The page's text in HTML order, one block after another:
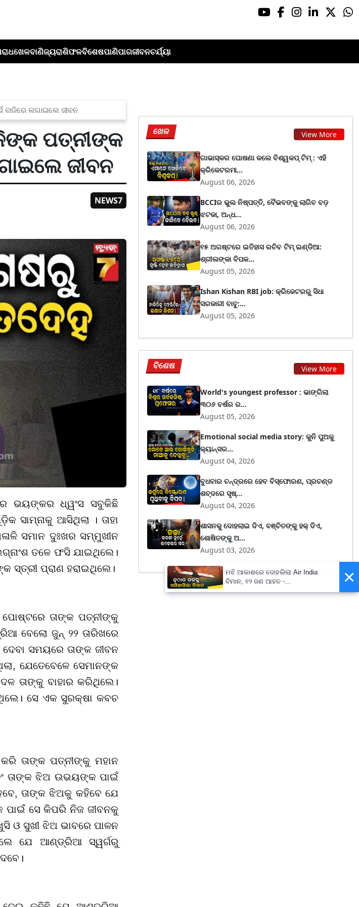
ଖେଳବାଣିଜ୍ୟରାଶିଫଳବିଶେଷପାଣିପାଗଜୀବନଚର୍ଯ୍ୟା
ଲଗାଇଲେ ଜୀବନ
ପତ୍ନୀଙ୍କ
ଜୀବନ
NEWS7
ଭୟଙ୍କର ଧ୍ୱଂସ ସବୁକିଛି
ସାମ୍ନାକୁ ଆସିଥିଲା । ତାହା
ସମାନ ଦୁଃଖର ସମ୍ମୁଖୀନ
ତଳେ ଫସି ଯାଇଥିଲେ।
ସ୍ତ୍ରୀ ପ୍ରାଣ ହରାଇଥିଲେ।
ତାଙ୍କ ପତ୍ନୀଙ୍କୁ
ବେଲୋ ଜୁନ୍ ୨୨ ତାରିଖରେ
ସମୟରେ ତାଙ୍କ ଜୀବନ
ଯେତେବେଳେ ସେମାନଙ୍କ
ତାଙ୍କୁ ବାହାର କରିଥିଲେ।
ସେ ଏକ ସୁରକ୍ଷା କବଚ
ତାଙ୍କ ପତ୍ନୀଙ୍କୁ ମହାନ
ତାଙ୍କ ଝିଅ ଉଭୟଙ୍କ ପାଇଁ
ତାଙ୍କ ଝିଅକୁ କହିବେ ଯେ
ପାଇଁ ସେ କିପରି ନିଜ ଜୀବନକୁ
ଓ ସୁଖୀ ଝିଅ ଭାବରେ ପାଳନ
ଯେ ଆଣ୍ଡ୍ରିଆ ସ୍ୱର୍ଗରୁ
ଖେଳ View More
ଗାଭାସ୍କର ଘୋଷଣା କଲେ ବିଶ୍ୱକପ୍ ଟିମ୍ : ଏହି
କ୍ରିକେଟରମା...
August 06, 2026
BCCIର ଭୁଲ ନିଷ୍ପତ୍ତି, ବୈଭବଙ୍କୁ ଲାଗିବ ବଡ଼
ଝଟକା, ଅନ୍ଧ...
August 06, 2026
୧୫ ଅଗଷ୍ଟରେ ଇତିହାସ ରଚିବ ଟିମ୍ ଇଣ୍ଡିଆ:
ଶ୍ରୀଲଙ୍କା ବିପକ...
August 05, 2026
Ishan Kishan RBI job: କ୍ରିକେଟରରୁ ସିଧା
ସରକାରୀ ବାବୁ:...
August 05, 2026
ବିଶେଷ View More
World's youngest professor : ଭାଙ୍ଗିଲା
୩୦୬ ବର୍ଷର ର...
August 05, 2026
Emotional social media story: କୁନି ପୁଅକୁ
କ୍ୟାନ୍ସର...
August 04, 2026
ବୁଧବାର ଚନ୍ଦ୍ରରେ ହେବ ବିସ୍ଫୋରଣ, ପ୍ରଚଣ୍ଡ
ଶବ୍ଦରେ ସୃଷ୍...
August 04, 2026
ଶାସନକୁ ଦୋହଲାଇ ଦିଏ, ବଞ୍ଚିତଙ୍କୁ ହକ୍ ଦିଏ,
ଶୋଷିତଙ୍କୁ ଅ...
August 03, 2026
×
ମଝି ଆକାଶରେ ଦୋହଲିଲା Air India
ବିମାନ, ୧୨ ଜଣ ଆହତ -
PrameyaNews7